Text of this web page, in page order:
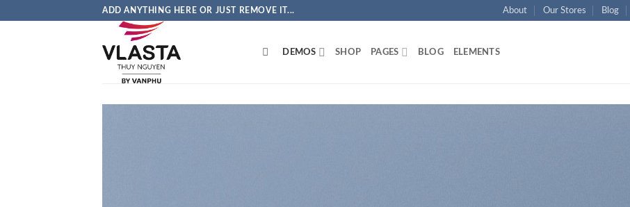
ADD ANYTHING HERE OR JUST REMOVE IT... About Our Stores Blog
DEMOS SHOP PAGES BLOG ELEMENTS